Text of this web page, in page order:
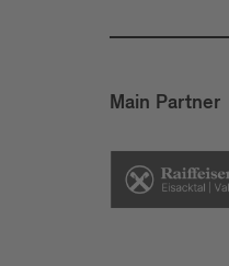
Main Partner